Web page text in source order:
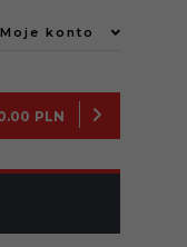
Moje konto
PLN